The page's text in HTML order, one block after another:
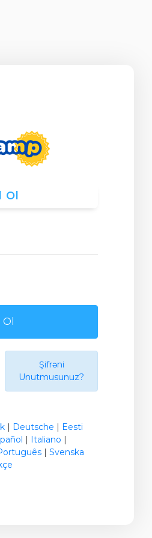
Ol
Şifrəni
Unutmusunuz?
| Deutsche | Eesti
| Italiano |
| Svenska